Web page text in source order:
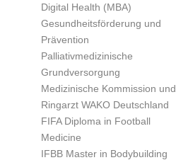
Digital Health (MBA)
Gesundheitsförderung und
Prävention
Palliativmedizinische
Grundversorgung
Medizinische Kommission und
Ringarzt WAKO Deutschland
FIFA Diploma in Football
Medicine
IFBB Master in Bodybuilding